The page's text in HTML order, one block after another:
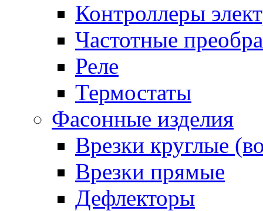
Контроллеры
Частотные
Реле
Термостаты
Фасонные изделия
Врезки круглые
Врезки прямые
Дефлекторы